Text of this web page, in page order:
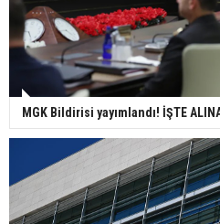
MGK Bildirisi yayımlandı! İŞTE